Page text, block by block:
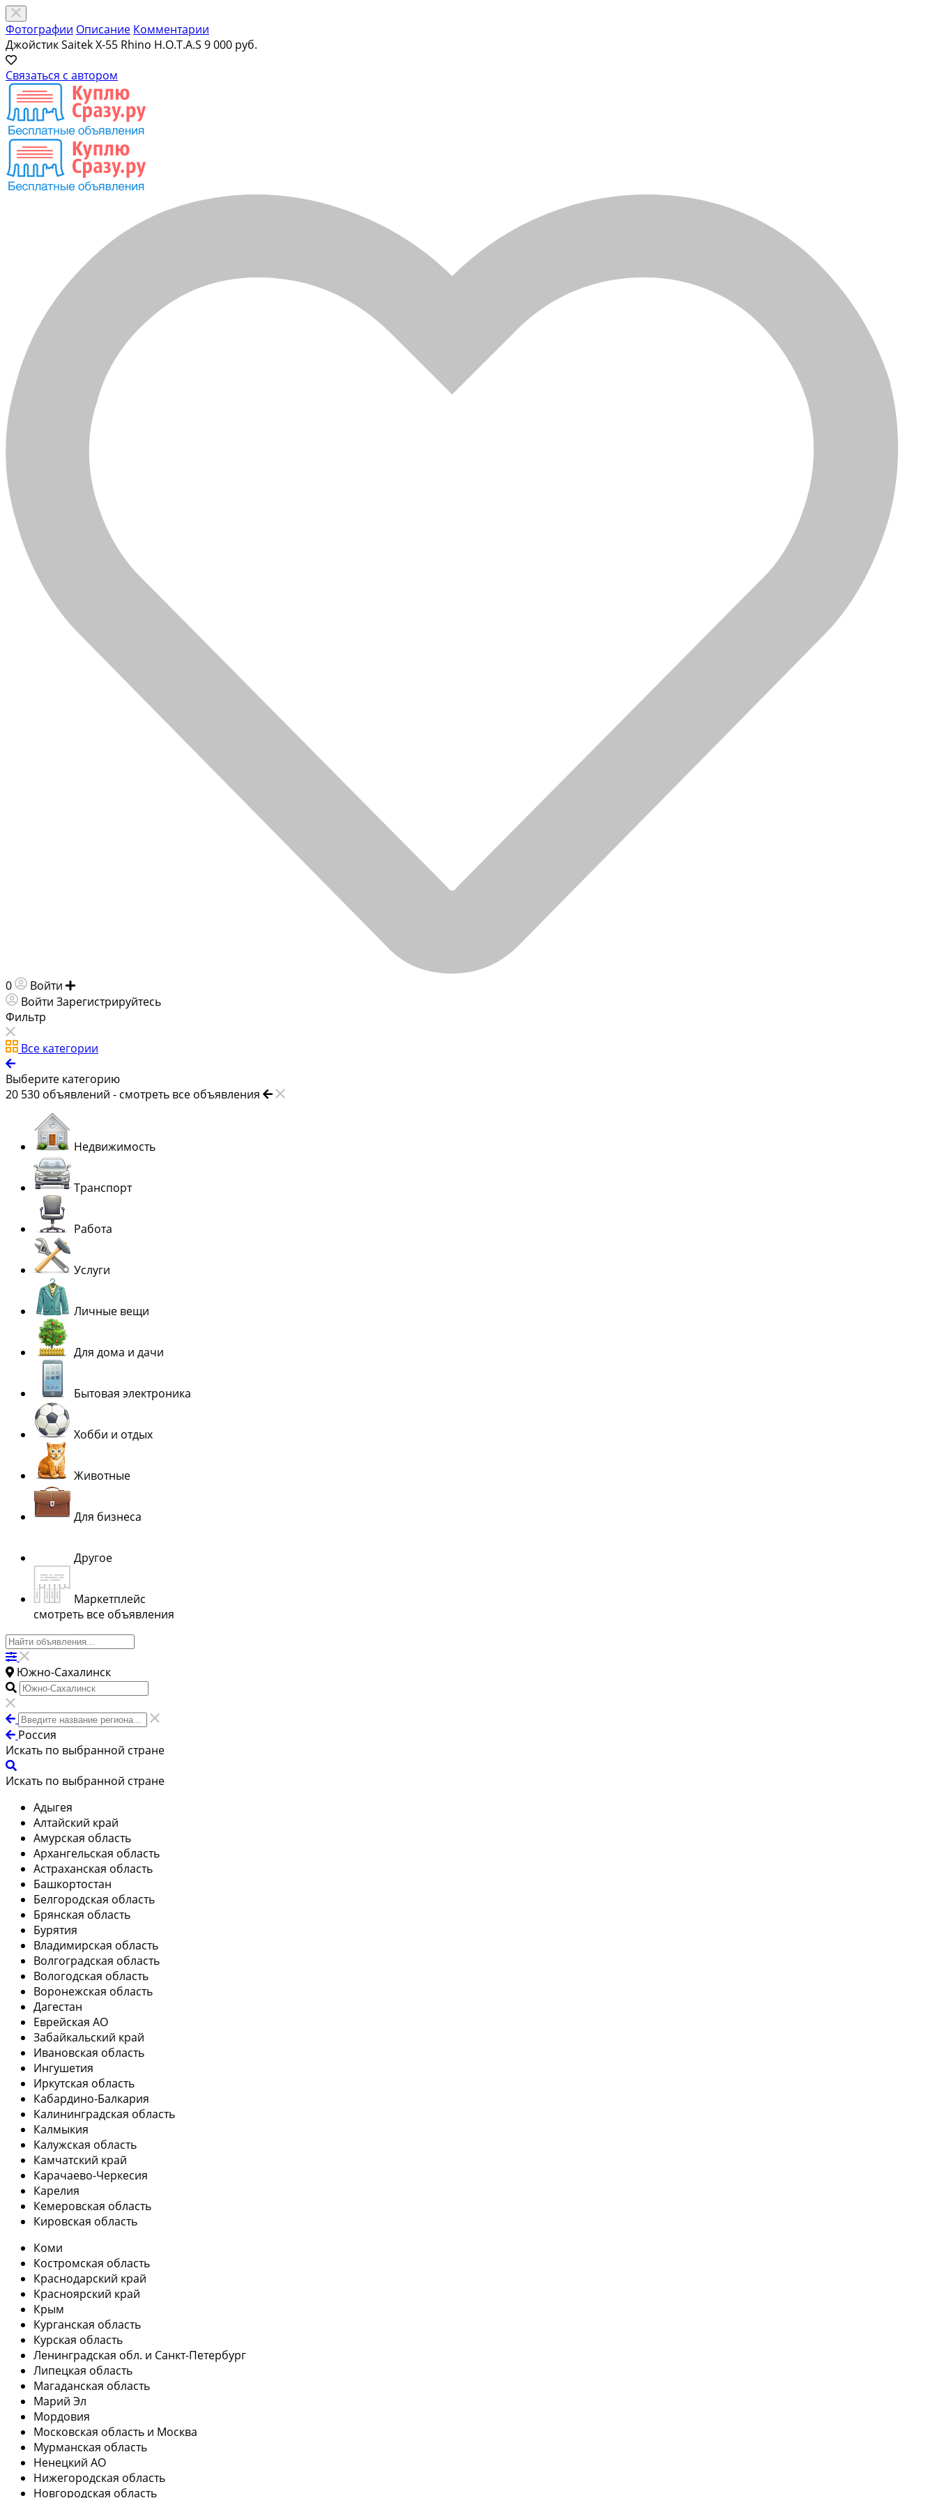
Фотографии Описание Комментарии
Джойстик Saitek X-55 Rhino H.O.T.A.S 9 000 руб.
Связаться с автором
0 Войти
Войти Зарегистрируйтесь
Фильтр
Все категории
Выберите категорию
20 530 объявлений - смотреть все объявления
Недвижимость
Транспорт
Работа
Услуги
Личные вещи
Для дома и дачи
Бытовая электроника
Хобби и отдых
Животные
Для бизнеса
Другое
Маркетплейс
смотреть все объявления
Южно-Сахалинск
Россия
Искать по выбранной стране
Искать по выбранной стране
Адыгея
Алтайский край
Амурская область
Архангельская область
Астраханская область
Башкортостан
Белгородская область
Брянская область
Бурятия
Владимирская область
Волгоградская область
Вологодская область
Воронежская область
Дагестан
Еврейская АО
Забайкальский край
Ивановская область
Ингушетия
Иркутская область
Кабардино-Балкария
Калининградская область
Калмыкия
Калужская область
Камчатский край
Карачаево-Черкесия
Карелия
Кемеровская область
Кировская область
Коми
Костромская область
Краснодарский край
Красноярский край
Крым
Курганская область
Курская область
Ленинградская обл. и Санкт-Петербург
Липецкая область
Магаданская область
Марий Эл
Мордовия
Московская область и Москва
Мурманская область
Ненецкий АО
Нижегородская область
Новгородская область